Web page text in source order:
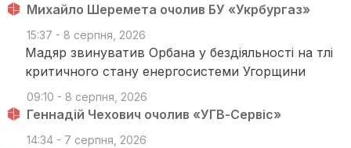
Михайло Шеремета очолив БУ «Укрбургаз»
15:37 - 8 серпня, 2026
Мадяр звинуватив Орбана у бездіяльності на тлі
критичного стану енергосистеми Угорщини
09:10 - 8 серпня, 2026
Геннадій Чехович очолив «УГВ-Сервіс»
14:34 - 7 серпня, 2026